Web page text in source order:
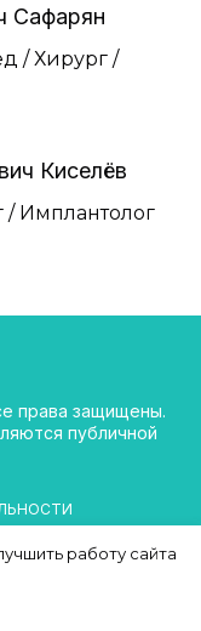
Сафарян
/ Хирург /
Киселёв
/ Имплантолог
права защищены.
публичной
работу сайта